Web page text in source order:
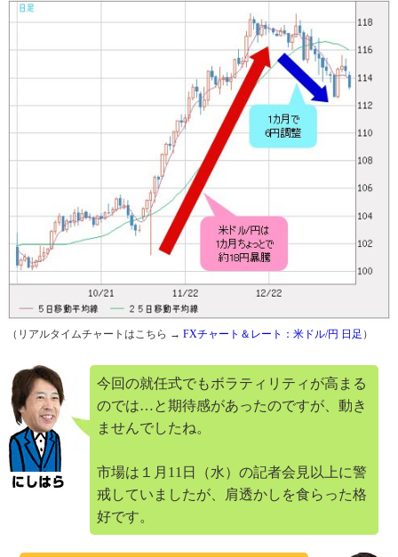
（リアルタイムチャートはこちら → FXチャート＆レート：米ドル/円 日足 ）
今回の就任式でもボラティリティが高まる
のでは…と期待感があったのですが、動き
ませんでしたね。
市場は１月11日（水）の記者会見以上に警
戒していましたが、肩透かしを食らった格
好です。